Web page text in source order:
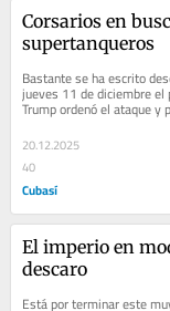
Corsarios en
supertanqueros
Bastante se ha escrito
jueves 11 de diciembre el
Trump ordenó el ataque y
robo de un súper tanquero,
alrededor...
20.12.2025
40
Cubasí
El imperio en
descaro
Está por terminar este